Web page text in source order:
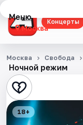
Концерты
Меню
Москва
Концерты
Театр
Стендап
Выставки
Ночной режим
Москва Свобода
18+